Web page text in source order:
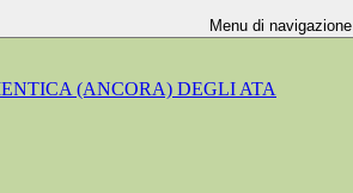
Menu di navigazione
(ANCORA) DEGLI ATA